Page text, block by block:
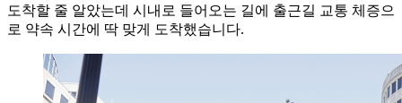
도착할 줄 알았는데 시내로 들어오는 길에 출근길 교통 체증으
로 약속 시간에 딱 맞게 도착했습니다.